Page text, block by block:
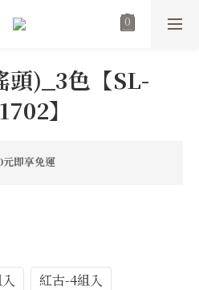
頭)_3色【SL-
】
即享免運
紅古-4組入